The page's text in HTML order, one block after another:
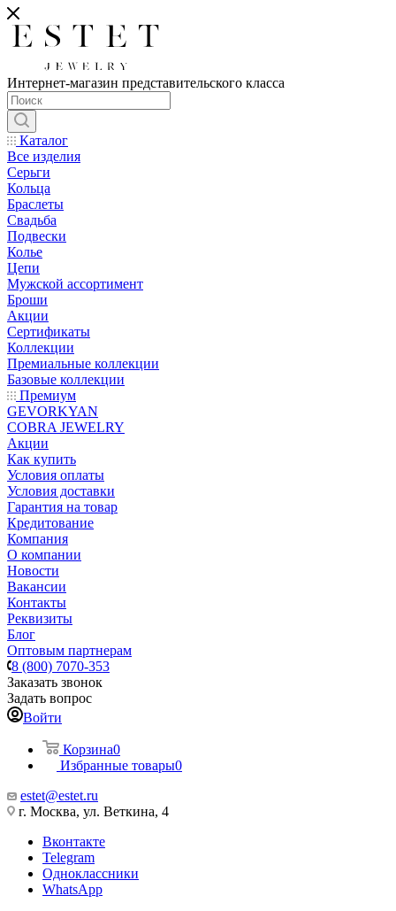
Интернет-магазин представительского класса
Каталог
Все изделия
Серьги
Кольца
Браслеты
Свадьба
Подвески
Колье
Цепи
Мужской ассортимент
Броши
Акции
Сертификаты
Коллекции
Премиальные коллекции
Базовые коллекции
Премиум
GEVORKYAN
COBRA JEWELRY
Акции
Как купить
Условия оплаты
Условия доставки
Гарантия на товар
Кредитование
Компания
О компании
Новости
Вакансии
Контакты
Реквизиты
Блог
Оптовым партнерам
8 (800) 7070-353
Заказать звонок
Задать вопрос
Войти
Корзина0
Избранные товары0
estet@estet.ru
г. Москва, ул. Веткина, 4
Вконтакте
Telegram
Одноклассники
WhatsApp